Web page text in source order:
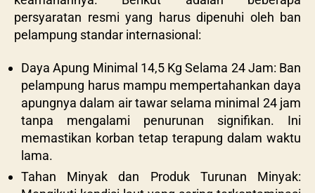
persyaratan resmi yang harus dipenuhi oleh ban
pelampung standar internasional:
Daya Apung Minimal 14,5 Kg Selama 24 Jam: Ban
pelampung harus mampu mempertahankan daya
apungnya dalam air tawar selama minimal 24 jam
tanpa mengalami penurunan signifikan. Ini
memastikan korban tetap terapung dalam waktu
lama.
Tahan Minyak dan Produk Turunan Minyak: